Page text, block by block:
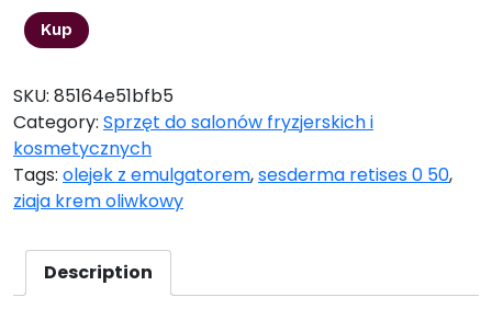
Kup
SKU: 85164e51bfb5
Category: Sprzęt do salonów fryzjerskich i
kosmetycznych
Tags: olejek z emulgatorem,sesderma retises 0 50,
ziaja krem oliwkowy
Description